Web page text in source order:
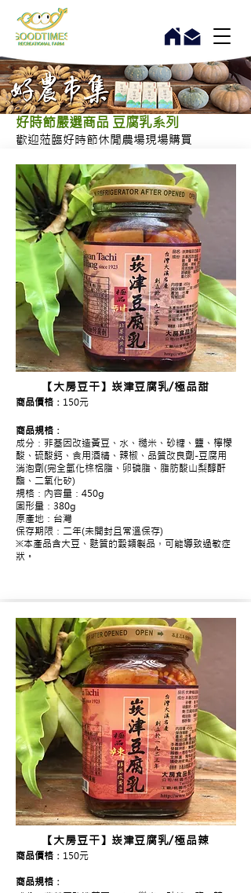
好時節嚴選商品 豆腐乳系列
​歡迎蒞臨好時節休閒農場現場購買
【大房豆干】崁津豆腐乳/極品甜
商品價格： 150元
商品規格：
成分：非基因改造黃豆、水、糙米、砂糖、鹽、檸檬
酸、硫酸鈣、食用酒精、辣椒、品質改良劑-豆腐用
消泡劑(完全氫化棕梠脂、卵磷脂、脂肪酸山梨醇酐
酯、二氧化矽)
規格：內容量：450g
固形量：380g
原產地：台灣
保存期限：二年(未開封且常溫保存)
※本產品含大豆、麩質的穀類製品，可能導致過敏症
狀。
【大房豆干】崁津豆腐乳/極品辣
商品價格： 150元
商品規格：